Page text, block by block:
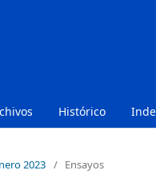
Histórico
2023 / Ensayos